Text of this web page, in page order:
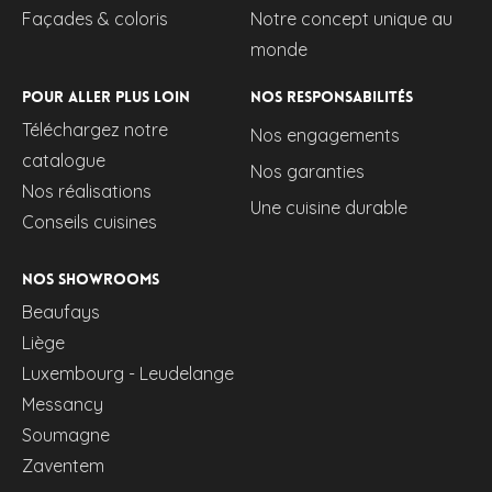
Façades & coloris
Notre concept unique au
monde
Pour aller plus loin
Téléchargez notre
catalogue
Nos réalisations
Conseils cuisines
Nos responsabilités
Nos engagements
Nos garanties
Une cuisine durable
Nos showrooms
Beaufays
Liège
Luxembourg - Leudelange
Messancy
Soumagne
Zaventem